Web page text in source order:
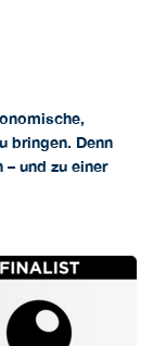
bringen. Denn
und zu einer